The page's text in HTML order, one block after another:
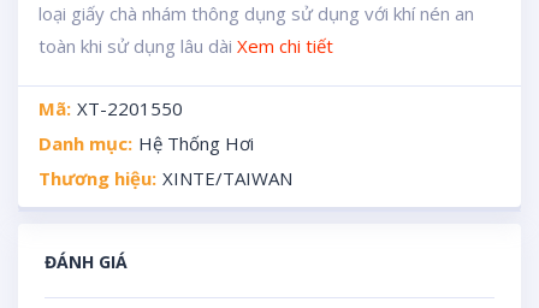
loại giấy chà nhám thông dụng sử dụng với khí nén an
toàn khi sử dụng lâu dài Xem chi tiết
Mã: XT-2201550
Danh mục: Hệ Thống Hơi
Thương hiệu: XINTE/TAIWAN
ĐÁNH GIÁ